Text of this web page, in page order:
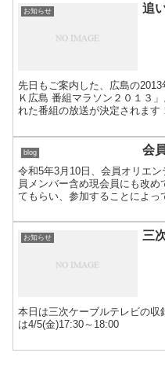
お知らせ 追
先日もご案内した、広島の
Ｋ広島 番組マラソン２０１３
れた番組の放送が決定されま
blog 会
令和5年3月10日、会員オリエ
員メンバー含め現会員にも改
てもらい、参加することによっ
お知らせ 三
本日は三次ケーブルテレビの
は4/5(金)17:30～18:00